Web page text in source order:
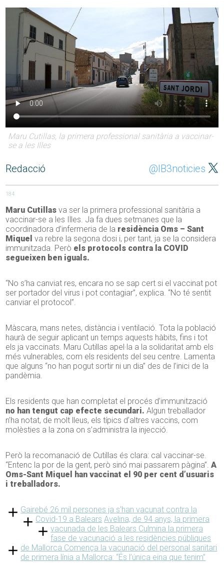
Maru Cutillas, la primera professional sanitària a vaccinar-
se a les Illes
Redacció @IB3noticies
184
Maru Cutillas va ser la primera professional sanitària a
vaccinar-se a les Illes. Ja fa dues setmanes que la
coordinadora d’infermeria de la residència Oms – Sant
Miquel va rebre la segona dosi i, per tant, ja se la considera
immunitzada. Però els protocols contra la COVID
segueixen ben iguals.
“No s’ha canviat res, encara no se sap cert si el vaccinat pot
ser portador del virus i pot contagiar”, explica. “No té sentit
canviar el protocol”.
Màscara, mans netes, distància i ventilació. Tota la població
haurà de seguir aplicant un temps aquests hàbits, fins i tot
els ja vaccinats. Maru Cutillas apel·la a la solidaritat amb els
més vulnerables, com els residents del seu centre. Lamenta
que alguns “no han pogut sortir ni un dia” des de l’inici de la
pandèmia.
Els residents que han completat el procés d’immunització
no han tengut cap efecte secundari. Algun treballador
n’ha notat, de molt lleus, els típics d’altres vaccins, com
molèsties a la zona on s’administra la injecció.
Però la recomanació de Cutillas és clara: cal vaccinar-se.
“Entenc la por de la gent, però sinó mai passarem pàgina”.A
Oms-Sant Miquel han vaccinat el 90 per cent d’usuaris
i treballadors.
Gairebé 26 mil persones ja s’han vacunat contra la
Covid-19 a Balears Avelina, de 94 anys, la primera
vacunada de les Balears Culmina la primera
fase de vacunació a les residències públiques
de Mallorca Comença la vacunació del personal sanitari
de primera línia a Mallorca: “És l’única eina que tenim”